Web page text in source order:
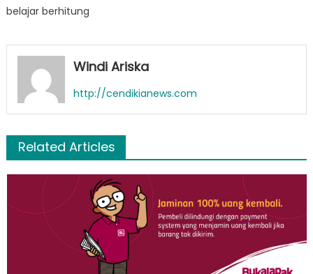
belajar berhitung
Windi Ariska
http://cendikianews.com
Related Articles